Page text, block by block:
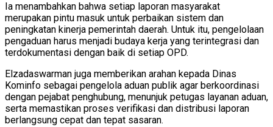
Ia menambahkan bahwa setiap laporan masyarakat
merupakan pintu masuk untuk perbaikan sistem dan
peningkatan kinerja pemerintah daerah. Untuk itu, pengelolaan
pengaduan harus menjadi budaya kerja yang terintegrasi dan
terdokumentasi dengan baik di setiap OPD.
Elzadaswarman juga memberikan arahan kepada Dinas
Kominfo sebagai pengelola aduan publik agar berkoordinasi
dengan pejabat penghubung, menunjuk petugas layanan aduan,
serta memastikan proses verifikasi dan distribusi laporan
berlangsung cepat dan tepat sasaran.